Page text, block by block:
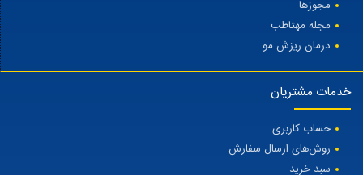
مجوزها
مجله مهتاطب
درمان ریزش مو
خدمات مشتریان
حساب کاربری
روش‌های ارسال سفارش
سبد خرید